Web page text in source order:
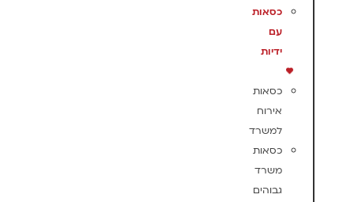
כסאות
עם
ידיות
כסאות
אירוח
למשרד
כסאות
משרד
גבוהים